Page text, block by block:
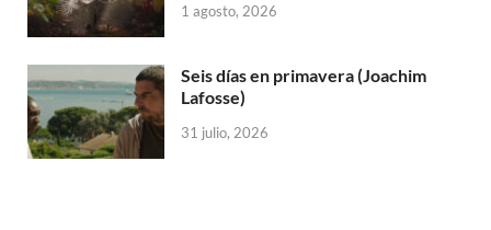
1 agosto, 2026
Seis días en primavera (Joachim
Lafosse)
31 julio, 2026